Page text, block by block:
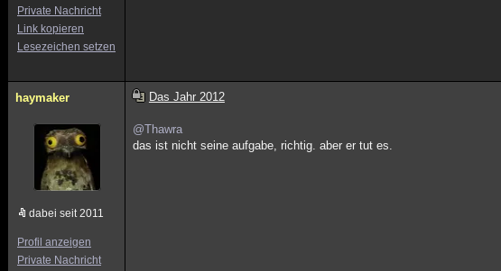
Private Nachricht
Link kopieren
Lesezeichen setzen
haymaker
dabei seit 2011
Profil anzeigen
Private Nachricht
Das Jahr 2012
@Thawra
das ist nicht seine aufgabe, richtig. aber er tut es.